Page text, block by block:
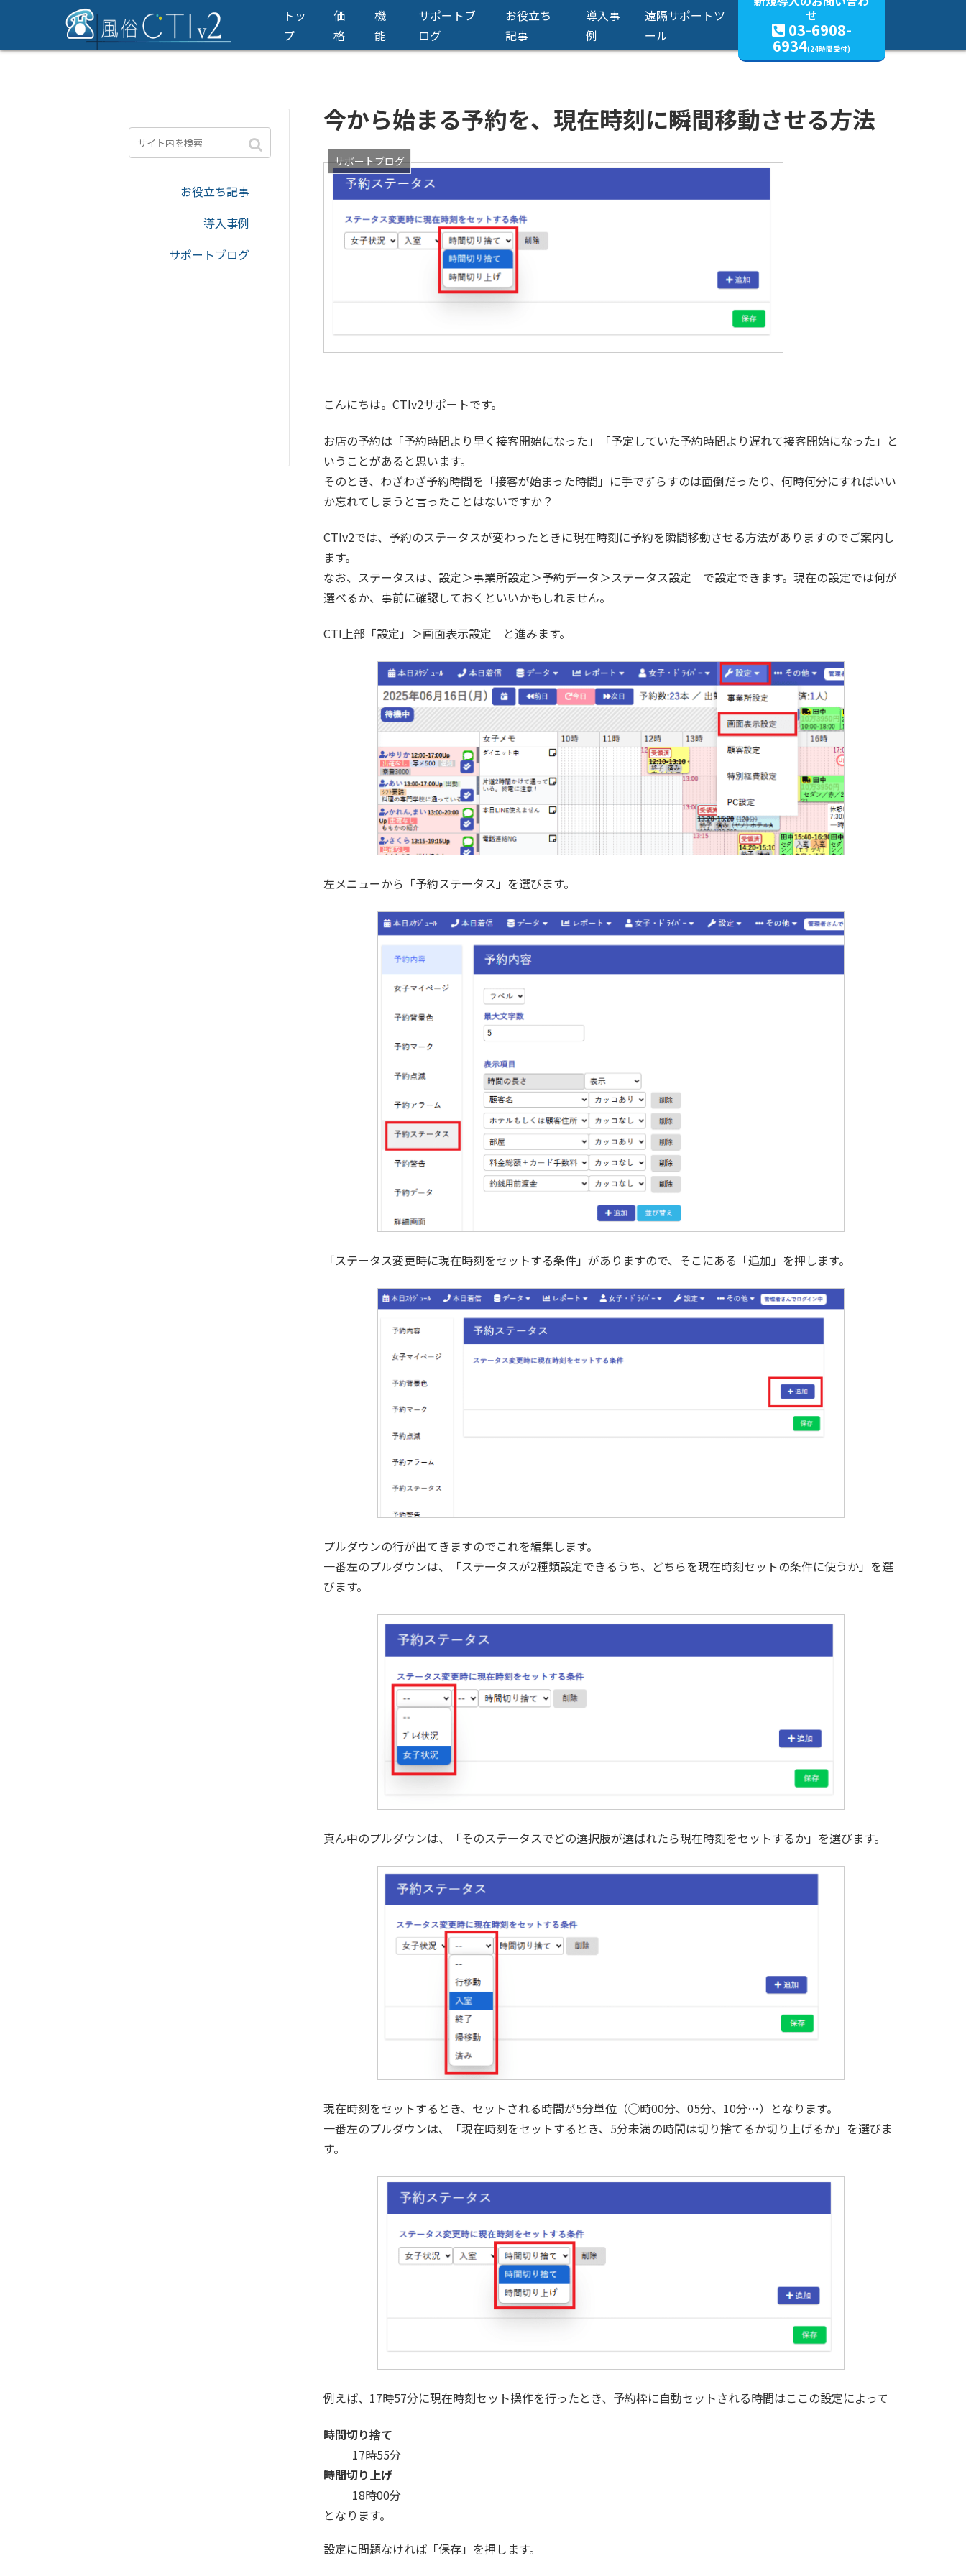
トッ
プ
価
格
機
能
サポートブ
ログ
お役立ち
記事
導入事
例
遠隔サポートツ
ール
せ
03-6908-
6934(24時間受付)
風俗CTIv2｜風俗・メンズエステ店向け顧客管理システム・CTIシステムの決定版
今から始まる予約を、現在時刻に瞬間移動させる方法
サポートブログ
こんにちは。CTIv2サポートです。
お店の予約は「予約時間より早く接客開始になった」「予定していた予約時間より遅れて接客開始になった」と
いうことがあると思います。
そのとき、わざわざ予約時間を「接客が始まった時間」に手でずらすのは面倒だったり、何時何分にすればいい
か忘れてしまうと言ったことはないですか？
CTIv2では、予約のステータスが変わったときに現在時刻に予約を瞬間移動させる方法がありますのでご案内し
ます。
なお、ステータスは、設定＞事業所設定＞予約データ＞ステータス設定 で設定できます。現在の設定では何が
選べるか、事前に確認しておくといいかもしれません。
CTI上部「設定」＞画面表示設定 と進みます。
左メニューから「予約ステータス」を選びます。
「ステータス変更時に現在時刻をセットする条件」がありますので、そこにある「追加」を押します。
プルダウンの行が出てきますのでこれを編集します。
一番左のプルダウンは、「ステータスが2種類設定できるうち、どちらを現在時刻セットの条件に使うか」を選
びます。
真ん中のプルダウンは、「そのステータスでどの選択肢が選ばれたら現在時刻をセットするか」を選びます。
現在時刻をセットするとき、セットされる時間が5分単位（◯時00分、05分、10分…）となります。
一番左のプルダウンは、「現在時刻をセットするとき、5分未満の時間は切り捨てるか切り上げるか」を選びま
す。
例えば、17時57分に現在時刻セット操作を行ったとき、予約枠に自動セットされる時間はここの設定によって
時間切り捨て
17時55分
時間切り上げ
18時00分
となります。
設定に問題なければ「保存」を押します。
お役立ち記事
導入事例
サポートブログ